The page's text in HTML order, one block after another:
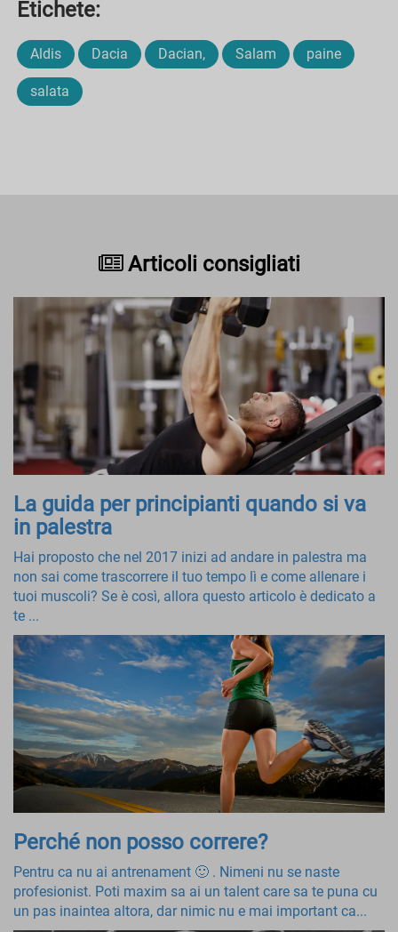
Etichete:
Aldis Dacia Dacian, Salam paine
salata
Articoli consigliati
La guida per principianti quando si va
in palestra
Hai proposto che nel 2017 inizi ad andare in palestra ma
non sai come trascorrere il tuo tempo lì e come allenare i
tuoi muscoli? Se è così, allora questo articolo è dedicato a
te ...
Perché non posso correre?
Pentru ca nu ai antrenament 🙂 . Nimeni nu se naste
profesionist. Poti maxim sa ai un talent care sa te puna cu
un pas inaintea altora, dar nimic nu e mai important ca...